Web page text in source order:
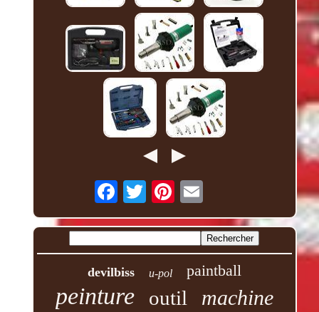
devilbiss u-pol paintball
peinture outil machine